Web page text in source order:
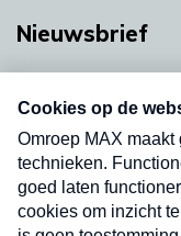
Nieuwsbrief
nieuwsbrief. Elke
uw mailbox.